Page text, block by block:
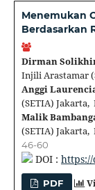
Menemukan
Berdasarkan
Dirman
Injili Arastamar
Anggi
(SETIA) Jakarta,
Malik
(SETIA) Jakarta,
46-60
DOI :
PDF